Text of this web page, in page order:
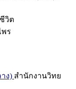
วิต
ร
ง) สำนักงานวิทย